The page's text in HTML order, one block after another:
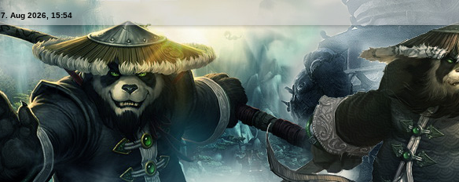
Aug 2026, 15:54